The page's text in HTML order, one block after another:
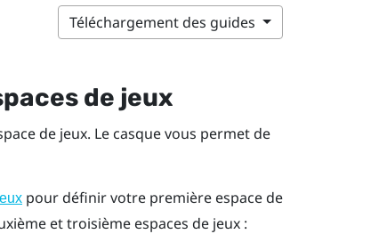
Téléchargement des guides
de jeux
de jeux. Le casque vous permet de
pour définir votre première espace de
et troisième espaces de jeux :